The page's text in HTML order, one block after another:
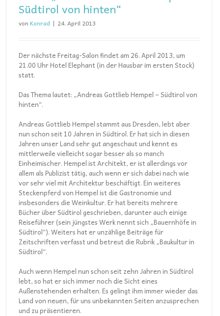
Südtirol von hinten“
von Konrad | 24. April 2013
Der nächste Freitag-Salon findet am 26. April 2013, um
21.00 Uhr Hotel Elephant (in der Hausbar im ersten Stock)
statt.
Das Thema lautet: „Andreas Gottlieb Hempel – Südtirol von
hinten“.
Andreas Gottlieb Hempel stammt aus Dresden, lebt aber
nun schon seit 10 Jahren in Südtirol. Er hat sich in diesen
Jahren unser Land sehr gut angeschaut und kennt es
mittlerweile vielleicht sogar besser als so manch
Einheimischer. Hempel ist Architekt, er ist allerdings vor
allem als Publizist tätig, auch wenn er sich dabei nach wie
vor sehr viel mit Architektur beschäftigt. Ein weiteres
Steckenpferd von Hempel ist die Gastronomie und
insbesonders die Weinkultur. Er hat bereits mehrere
Bücher über Südtirol geschrieben, darunter auch einige
Reiseführer (sein jüngstes Werk nennt sich „Bauernhöfe in
Südtirol“). Weiters hat er unzählige Beiträge für
Zeitschriften verfasst und betreut die Rubrik „Baukultur in
Südtirol“.
Auch wenn Hempel nun schon seit zehn Jahren in Südtirol
lebt, so hat er sich immer noch die Sicht eines
Außenstehenden erhalten. Es gelingt ihm immer wieder das
Land von neuen, für uns unbekannten Seiten anzusprechen
und zu präsentieren.